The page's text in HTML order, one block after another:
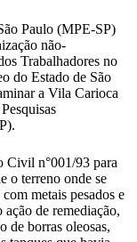
Paulo (MPE-SP)
não-
Trabalhadores no
do Estado de São
a Vila Carioca
Civil n°001/93 para
o terreno onde se
metais pesados e
de remediação,
de borras oleosas,